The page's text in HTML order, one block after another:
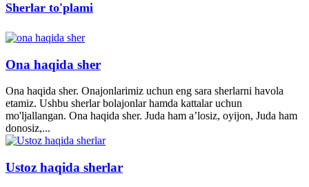
Sherlar to'plami
Ona haqida sher
Ona haqida sher. Onajonlarimiz uchun eng sara sherlarni havola
etamiz. Ushbu sherlar bolajonlar hamda kattalar uchun
mo'ljallangan. Ona haqida sher. Juda ham a’losiz, oyijon, Juda ham
donosiz,...
Ustoz haqida sherlar